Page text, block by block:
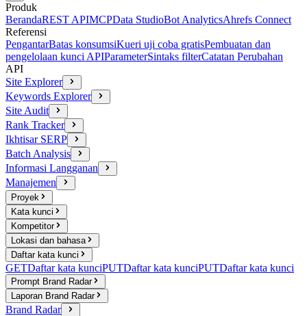
Produk
BerandaREST APIMCPData StudioBot AnalyticsAhrefs Connect
Referensi
PengantarBatas konsumsiKueri uji coba gratisPembuatan dan
pengelolaan kunci APIParameterSintaks filterCatatan Perubahan
API
Site Explorer
Keywords Explorer
Site Audit
Rank Tracker
Ikhtisar SERP
Batch Analysis
Informasi Langganan
Manajemen
Proyek
Kata kunci
Kompetitor
Lokasi dan bahasa
Daftar kata kunci
GETDaftar kata kunciPUTDaftar kata kunciPUTDaftar kata kunci
Prompt Brand Radar
Laporan Brand Radar
Brand Radar